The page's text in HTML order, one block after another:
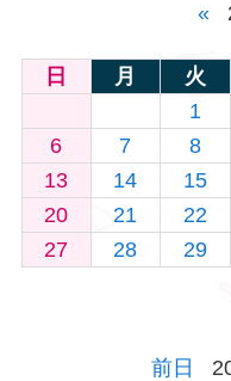
«
日 月 火
1
6
7 8
13
14 15
20
21 22
27
28 29
前日